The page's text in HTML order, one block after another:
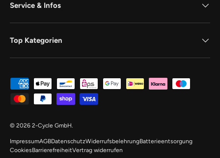
Service & Infos
Top Kategorien
Zahlungsmethoden
© 2026 2-Cycle GmbH.
ImpressumAGBDatenschutzWiderrufsbelehrungBatterieentsorgung
CookiesBarrierefreiheitVertrag widerrufen